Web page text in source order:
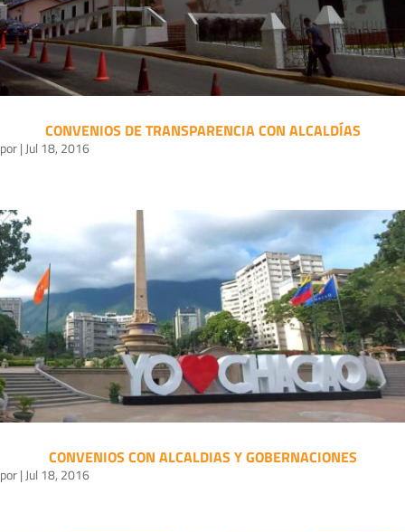
CONVENIOS DE TRANSPARENCIA CON ALCALDÍAS
por| Jul 18, 2016
CONVENIOS CON ALCALDIAS Y GOBERNACIONES
por| Jul 18, 2016